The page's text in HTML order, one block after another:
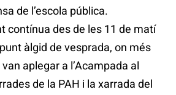
de l’escola pública.
contínua des de les 11 de matí
àlgid de vesprada, on més
aplegar a l’Acampada al
de la PAH i la xarrada del